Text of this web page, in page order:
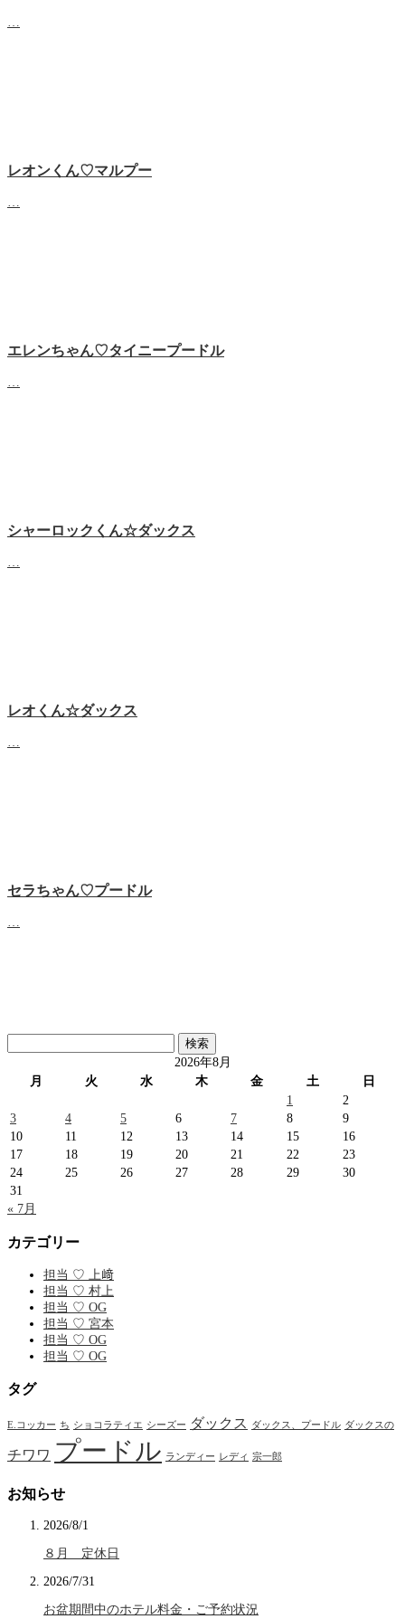
レオンくん♡マルプー
エレンちゃん♡タイニープードル
シャーロックくん☆ダックス
レオくん☆ダックス
セラちゃん♡プードル
索:
2026年8月
月
火 水 木 金 土
日
1
2
3
4 5 6 7 8
9
10
11 12 13 14 15
16
17
18 19 20 21 22
23
24
25 26 27 28 29
30
31
« 7月
カテゴリー
担当 ♡ 上﨑
担当 ♡ 村上
担当 ♡ OG
担当 ♡ 宮本
担当 ♡ OG
担当 ♡ OG
タグ
E.コッカー ち ショコラティエ シーズー ダックス ダックス、プードル ダックスの
チワワ プードル ランディー レディ 宗一郎
お知らせ
2026/8/1
８月 定休日
2026/7/31
お盆期間中のホテル料金・ご予約状況